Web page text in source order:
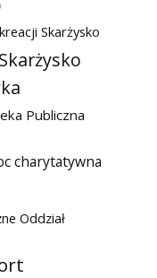
Skarżysko
Publiczna
charytatywna
Oddział